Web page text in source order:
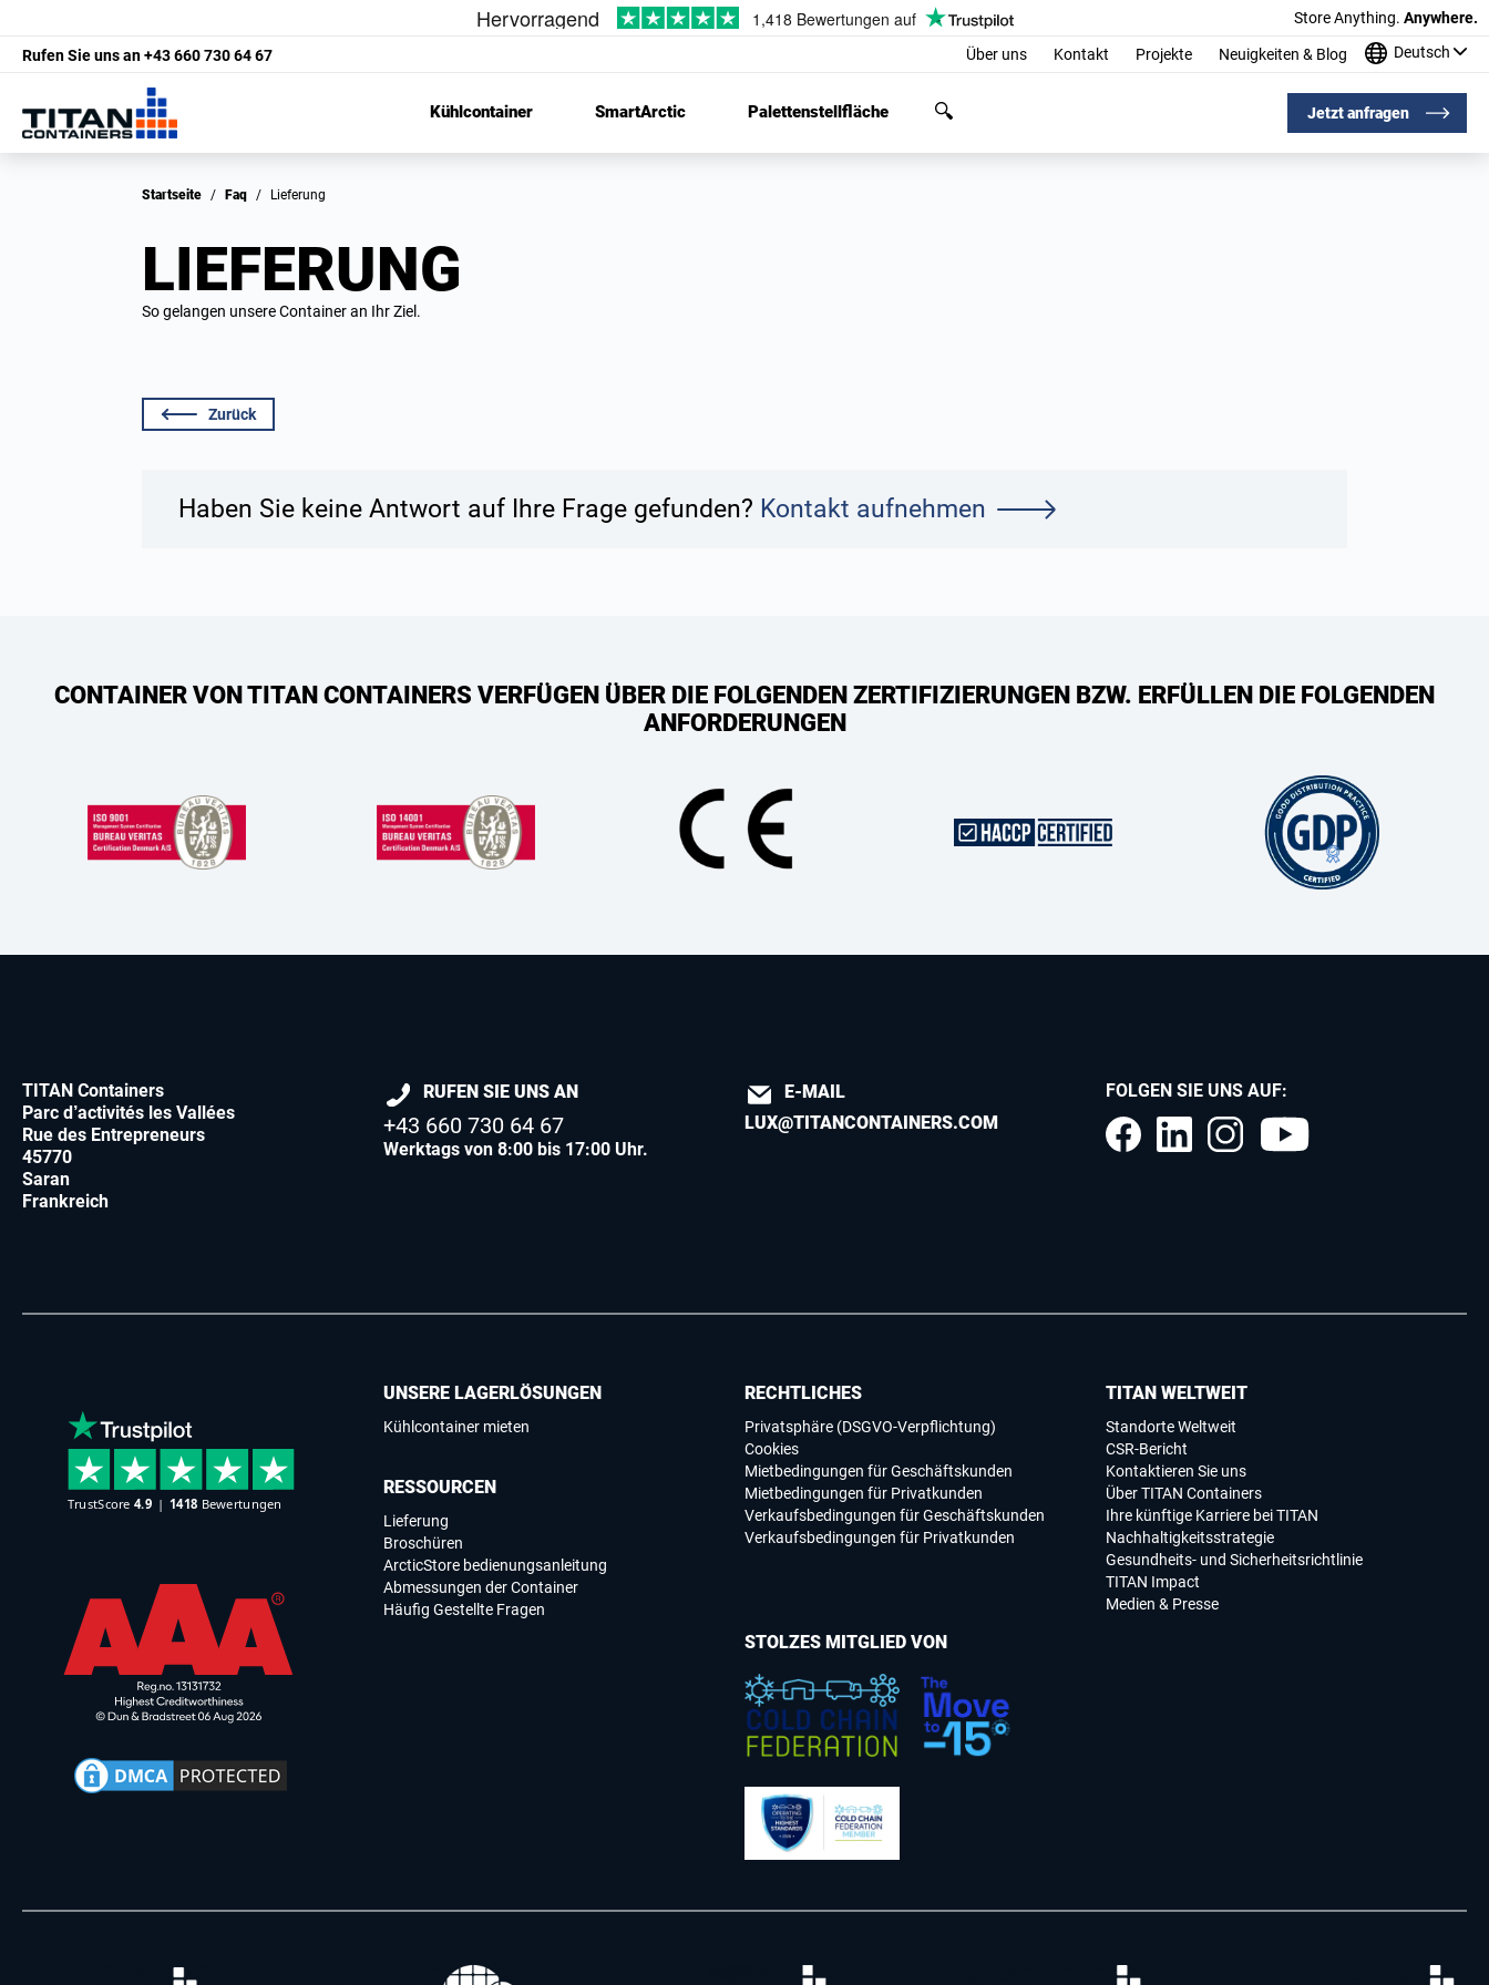
Store Anything. Anywhere.
Rufen Sie uns an+43 660 730 64 67 Über uns Kontakt Projekte Neuigkeiten & Blog Deutsch
Kühlcontainer SmartArctic Palettenstellfläche Jetzt anfragen
Startseite / Faq / Lieferung
LIEFERUNG
So gelangen unsere Container an Ihr Ziel.
Zurück
Haben Sie keine Antwort auf Ihre Frage gefunden? Kontakt aufnehmen
CONTAINER VON TITAN CONTAINERS VERFÜGEN ÜBER DIE FOLGENDEN ZERTIFIZIERUNGEN BZW. ERFÜLLEN DIE FOLGENDEN
ANFORDERUNGEN
TITAN Containers
Parc d’activités les Vallées
Rue des Entrepreneurs
45770
Saran
Frankreich
RUFEN SIE UNS AN
+43 660 730 64 67
Werktags von 8:00 bis 17:00 Uhr.
E-MAIL
LUX@TITANCONTAINERS.COM
FOLGEN SIE UNS AUF:
UNSERE LAGERLÖSUNGEN
Kühlcontainer mieten
RESSOURCEN
Lieferung
Broschüren
ArcticStore bedienungsanleitung
Abmessungen der Container
Häufig Gestellte Fragen
TITAN WELTWEIT
Standorte Weltweit
CSR-Bericht
Kontaktieren Sie uns
Über TITAN Containers
Ihre künftige Karriere bei TITAN
Nachhaltigkeitsstrategie
Gesundheits- und Sicherheitsrichtlinie
TITAN Impact
Medien & Presse
RECHTLICHES
Privatsphäre (DSGVO-Verpflichtung)
Cookies
Mietbedingungen für Geschäftskunden
Mietbedingungen für Privatkunden
Verkaufsbedingungen für Geschäftskunden
Verkaufsbedingungen für Privatkunden
STOLZES MITGLIED VON